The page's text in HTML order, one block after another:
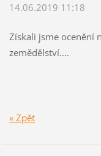
14.06.2019 11:18
Získali jsme ocenění
zemědělství....
« Zpět